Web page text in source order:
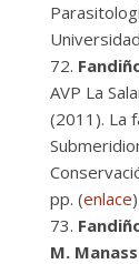
AVP La
(2011). La
pp. (enlace)
M.